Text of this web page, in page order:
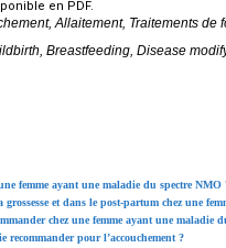
en PDF.
Allaitement, Traitements
Breastfeeding, Disease
femme ayant une maladie du spectre NMO
et dans le post-partum chez une
chez une femme ayant une maladie
recommander pour l’accouchement ?